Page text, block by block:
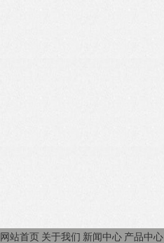
网站首页 关于我们 新闻中心 产品中心